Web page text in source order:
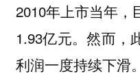
2010年上市当年，
1.93亿元。然而，
利润一度持续下滑